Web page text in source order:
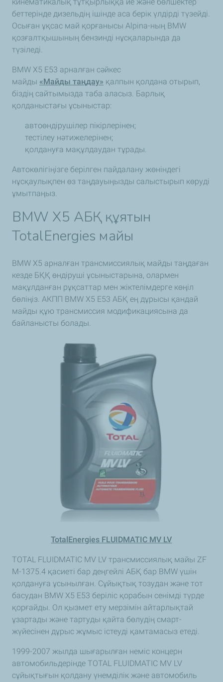
беттерінде дизельдің ішінде аса берік үлдірді түзейді.
Осыған ұқсас май қорғанысы Alpina-ның BMW
қозғалтқышының бензинді нұсқаларында да
түзіледі.
BMW X5 E53 арналған сәйкес
майды «Майды таңдау» қалпын қолдана отырып,
біздің сайтымызда таба аласыз. Барлық
қолданыстағы ұсыныстар:
автоөндірушілер пікірлерінен;
тестілеу нәтижелерінен;
қолдануға мақұлдаудан тұрады.
Автокөлігіңізге берілген пайдалану жөніндегі
нұсқаулықпен өз таңдауыңызды салыстырып көруді
ұмытпаңыз.
BMW X5 АБҚ құятын
TotalEnergies майы
BMW X5 арналған трансмиссиялық майды таңдаған
кезде БҚҚ өндіруші ұсыныстарына, олармен
мақұлданған рұқсаттар мен жіктелімдерге көңіл
бөліңіз. АКПП BMW X5 E53 АБҚ ең дұрысы қандай
майды құю трансмиссия модификациясына да
байланысты болады.
TotalEnergies FLUIDMATIC MV LV
TOTAL FLUIDMATIC MV LV трансмиссиялық майы ZF
M-1375.4 қасиеті бар деңгейлі АБҚ бар BMW үшін
қолдануға ұсынылған. Сұйықтық тозудан және тот
басудан BMW X5 E53 беріліс қорабын сенімді түрде
қорғайды. Ол қызмет ету мерзімін айтарлықтай
ұзартады және тартуды қайта бөлудің смарт-
жүйесінен дұрыс жұмыс істеуді қамтамасыз етеді.
1999-2007 жылда шығарылған неміс концерн
автомобильдерінде TOTAL FLUIDMATIC MV LV
сұйықтығын қолдану үнемділік және автомобиль